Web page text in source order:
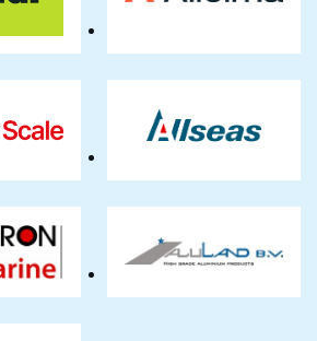
Allseas
Aluland